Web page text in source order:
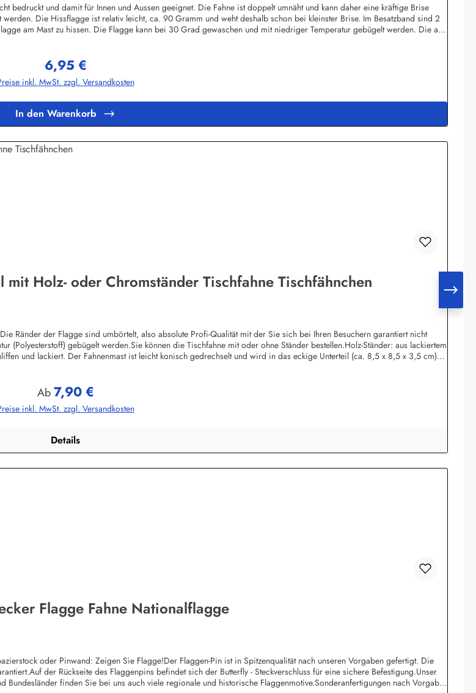
bedruckt und damit für Innen und Aussen geeignet. Die Fahne ist doppelt umnäht und kann daher eine kräftige Brise
Die Hissflagge ist relativ leicht, ca. 90 Gramm und weht deshalb schon bei kleinster Brise. Im Besatzband sind 2
am Mast zu hissen. Die Flagge kann bei 30 Grad gewaschen und mit niedriger Temperatur gebügelt werden. Die auf
Regulärer Preis:
6,95 €
inkl. MwSt. zzgl. Versandkosten
In den Warenkorb
Holz- oder Chromständer Tischfahne Tischfähnchen
Ränder der Flagge sind umbörtelt, also absolute Profi-Qualität mit der Sie sich bei Ihren Besuchern garantiert nicht
gebügelt werden.Sie können die Tischfahne mit oder ohne Ständer bestellen.Holz-Ständer: aus lackiertem
und lackiert. Der Fahnenmast ist leicht konisch gedrechselt und wird in das eckige Unterteil (ca. 8,5 x 8,5 x 3,5 cm)
befindet sich ein Metallnagel zur Befestigung der Kordel.Wir führen Tischflaggen fast alle Nationen,
Die Holzständer gibt es für 1, 2, 3, 4. 5, 7 und 12 Flaggen.
Regulärer Preis:
Ab7,90 €
inkl. MwSt. zzgl. Versandkosten
Details
Flagge Fahne Nationalflagge
oder Pinwand: Zeigen Sie Flagge!Der Flaggen-Pin ist in Spitzenqualität nach unseren Vorgaben gefertigt. Die
der Rückseite des Flaggenpins befindet sich der Butterfly - Steckverschluss für eine sichere Befestigung.Unser
finden Sie bei uns auch viele regionale und historische Flaggenmotive.Sonderanfertigungen nach Vorgabe